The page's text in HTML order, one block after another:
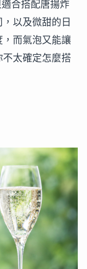
合搭配唐揚炸
以及微甜的日
而氣泡又能讓
太確定怎麼搭